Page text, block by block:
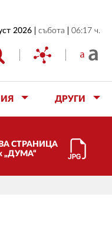
2026 събота 06:17 ч.
ДРУГИ
и
СТРАНИЦА
„ДУМА“